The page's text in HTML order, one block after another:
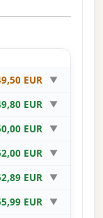
Runde
das
das
von
es zum
Karten
Verluste
EUR ▼
EUR ▼
EUR ▼
EUR ▼
EUR ▼
EUR ▼